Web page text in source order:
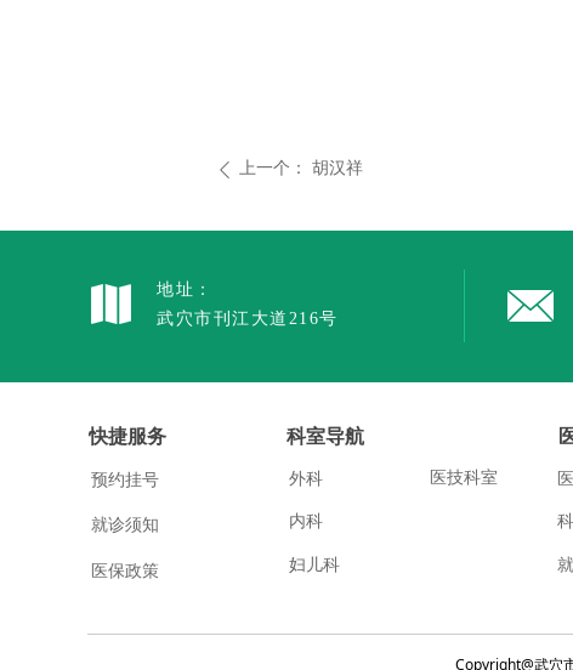
ꄴ 上一个： 胡汉祥
地址：
武穴市刊江大道216号
Copyright@武穴
快捷服务
预约挂号
就诊须知
医保政策
科室导航
外科
内科
妇儿科
医技科室